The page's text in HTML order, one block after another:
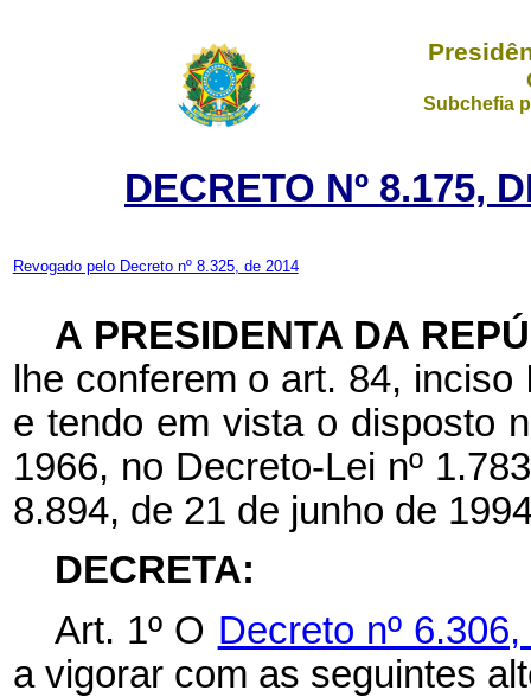
Subchefia
DECRETO Nº 8.175,
Revogado pelo Decreto nº 8.325, de 2014
A PRESIDENTA DA
lhe conferem o art. 84,
e tendo em vista o disposto
1966, no Decreto-Lei nº
8.894, de 21 de junho de
DECRETA:
Art. 1º O Decreto nº
a vigorar com as seguintes